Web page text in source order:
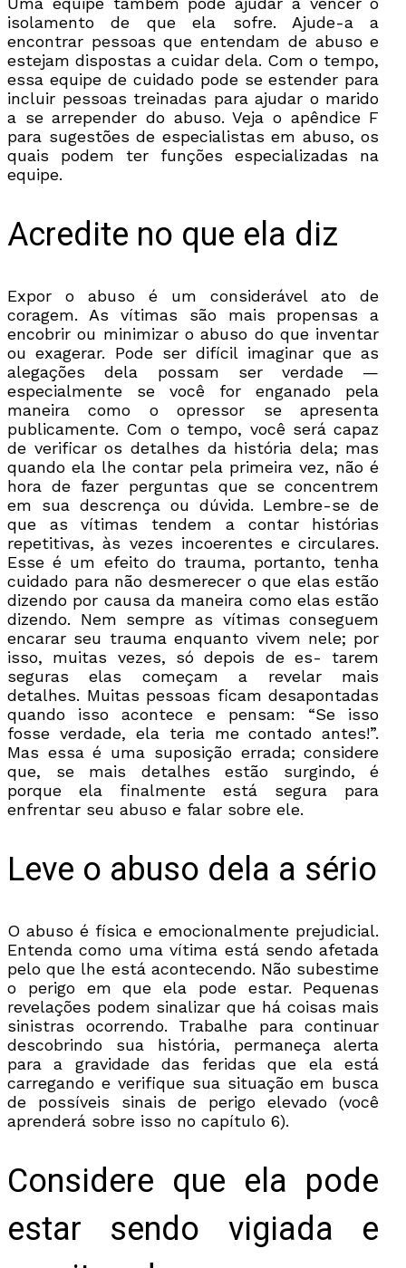
isolamento de que ela sofre. Ajude-a a
encontrar pessoas que entendam de abuso e
estejam dispostas a cuidar dela. Com o tempo,
essa equipe de cuidado pode se estender para
incluir pessoas treinadas para ajudar o marido
a se arrepender do abuso. Veja o apêndice F
para sugestões de especialistas em abuso, os
quais podem ter funções especializadas na
equipe.
Acredite no que ela diz
Expor o abuso é um considerável ato de
coragem. As vítimas são mais propensas a
encobrir ou minimizar o abuso do que inventar
ou exagerar. Pode ser difícil imaginar que as
alegações dela possam ser verdade —
especialmente se você for enganado pela
maneira como o opressor se apresenta
publicamente. Com o tempo, você será capaz
de verificar os detalhes da história dela; mas
quando ela lhe contar pela primeira vez, não é
hora de fazer perguntas que se concentrem
em sua descrença ou dúvida. Lembre-se de
que as vítimas tendem a contar histórias
repetitivas, às vezes incoerentes e circulares.
Esse é um efeito do trauma, portanto, tenha
cuidado para não desmerecer o que elas estão
dizendo por causa da maneira como elas estão
dizendo. Nem sempre as vítimas conseguem
encarar seu trauma enquanto vivem nele; por
isso, muitas vezes, só depois de es- tarem
seguras elas começam a revelar mais
detalhes. Muitas pessoas ficam desapontadas
quando isso acontece e pensam: “Se isso
fosse verdade, ela teria me contado antes!”.
Mas essa é uma suposição errada; considere
que, se mais detalhes estão surgindo, é
porque ela finalmente está segura para
enfrentar seu abuso e falar sobre ele.
Leve o abuso dela a sério
O abuso é física e emocionalmente prejudicial.
Entenda como uma vítima está sendo afetada
pelo que lhe está acontecendo. Não subestime
o perigo em que ela pode estar. Pequenas
revelações podem sinalizar que há coisas mais
sinistras ocorrendo. Trabalhe para continuar
descobrindo sua história, permaneça alerta
para a gravidade das feridas que ela está
carregando e verifique sua situação em busca
de possíveis sinais de perigo elevado (você
aprenderá sobre isso no capítulo 6).
Considere que ela pode
estar sendo vigiada e